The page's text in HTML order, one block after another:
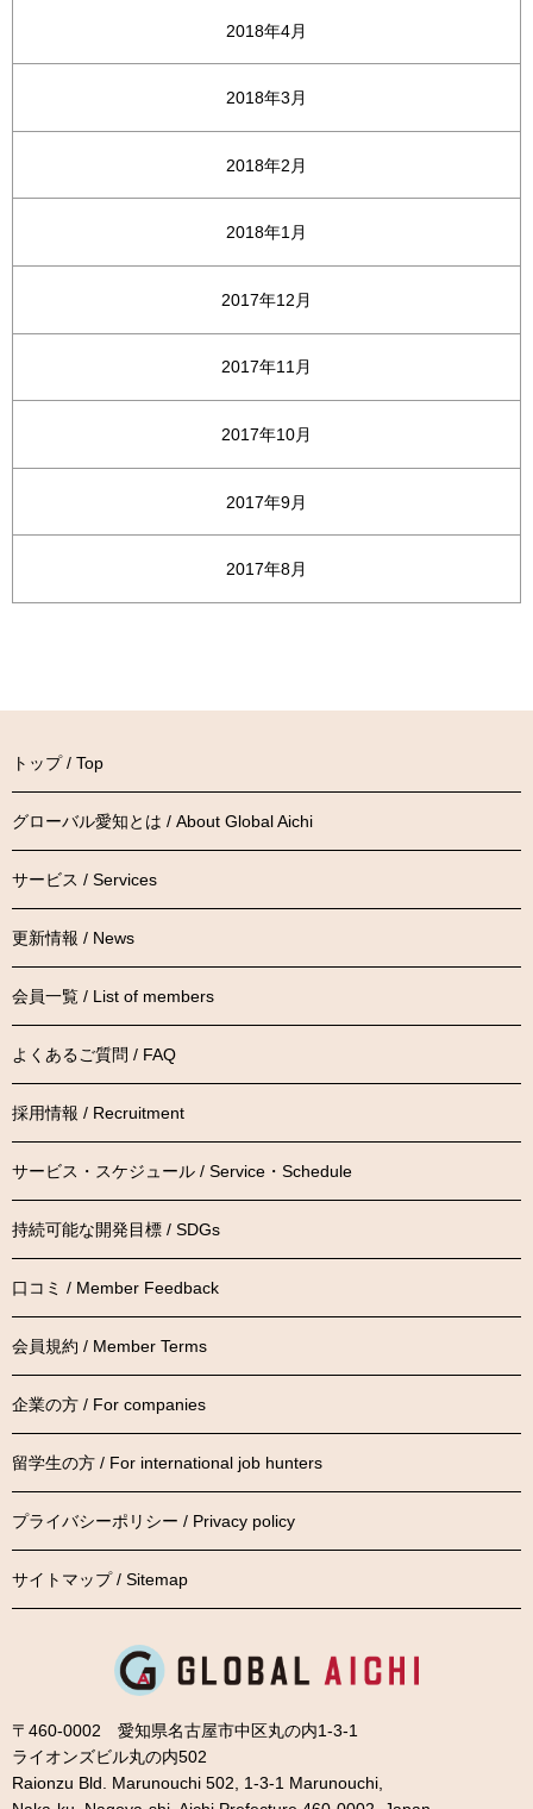
2018年4月
2018年3月
2018年2月
2018年1月
2017年12月
2017年11月
2017年10月
2017年9月
2017年8月
トップ / Top
グローバル愛知とは / About Global Aichi
サービス / Services
更新情報 / News
会員一覧 / List of members
よくあるご質問 / FAQ
採用情報 / Recruitment
サービス・スケジュール / Service・Schedule
持続可能な開発目標 / SDGs
口コミ / Member Feedback
会員規約 / Member Terms
企業の方 / For companies
留学生の方 / For international job hunters
プライバシーポリシー / Privacy policy
サイトマップ / Sitemap
〒460-0002 愛知県名古屋市中区丸の内1-3-1
ライオンズビル丸の内502
Raionzu Bld. Marunouchi 502, 1-3-1 Marunouchi,